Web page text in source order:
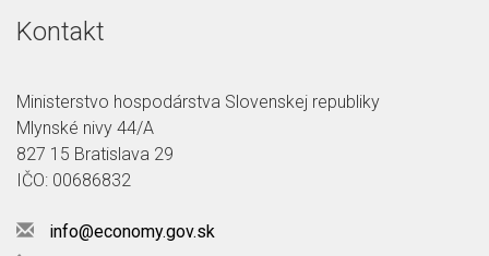
Kontakt
Ministerstvo hospodárstva Slovenskej republiky
Mlynské nivy 44/A
827 15 Bratislava 29
IČO: 00686832
info@economy.gov.sk